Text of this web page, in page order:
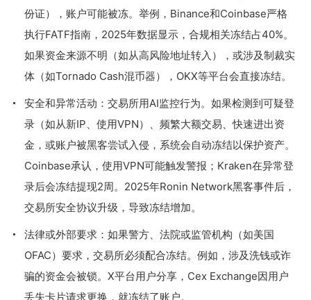
份证），账户可能被冻。举例，Binance和Coinbase严格
执行FATF指南，2025年数据显示，合规相关冻结占40%。
如果资金来源不明（如从高风险地址转入），或涉及制裁实
体（如Tornado Cash混币器），OKX等平台会直接冻结。
安全和异常活动：交易所用AI监控行为。如果检测到可疑登
录（如从新IP、使用VPN）、频繁大额交易、快速进出资
金，或账户被黑客尝试入侵，系统会自动冻结以保护资产。
Coinbase承认，使用VPN可能触发警报；Kraken在异常登
录后会冻结提现2周。2025年Ronin Network黑客事件后，
交易所安全协议升级，导致冻结增加。
法律或外部要求：如果警方、法院或监管机构（如美国
OFAC）要求，交易所必须配合冻结。例如，涉及洗钱或诈
骗的资金会被锁。X平台用户分享，Cex Exchange因用户
丢失卡片请求更换，就冻结了账户。